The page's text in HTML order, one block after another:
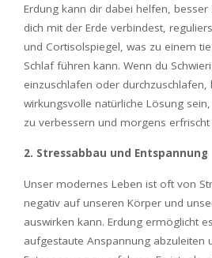
Erdung kann dir dabei helfen,
dich mit der Erde verbindest,
und Cortisolspiegel, was zu einem
Schlaf führen kann. Wenn du
einzuschlafen oder durchzuschlafen,
wirkungsvolle natürliche Lösung
zu verbessern und morgens erfrischt
2. Stressabbau und Entspannung
Unser modernes Leben ist oft von
negativ auf unseren Körper und
auswirken kann. Erdung ermöglicht
aufgestaute Anspannung abzuleiten